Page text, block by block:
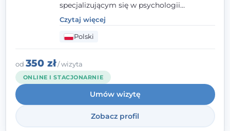
specjalizującym się w psychologii
klinicznej. Ukończyłam również studia
podyplomowe z Praktycznej Diagnozy
Psychologicznej. Aktywnie uczestniczę w
działalności Polskiego Towarzystwa
Psychiatrycznego oraz Polskiego
Towarzystwa Psychologicznego, a także
jestem członkiem nadzwyczajnym
Wielkopolskiego Towarzystwa Terapii
Systemowej.
Czytaj więcej
Polski
od 350 zł/ wizyta
ONLINE I STACJONARNIE
Umów wizytę
Zobacz profil